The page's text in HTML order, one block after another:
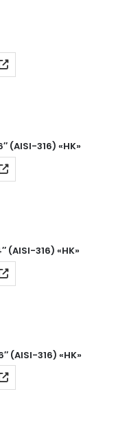
(AISI-316) «HK»
316) «HK»
(AISI-316) «HK»